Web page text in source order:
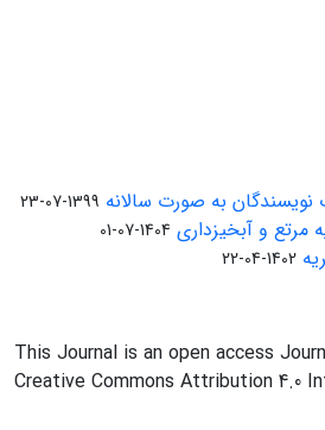
به صورت سالانه 1399-07-23
مرتع و آبخیزداری 1404-07-01
1402-04-22
This Journal is an open access
Creative Commons Attribution 4.0